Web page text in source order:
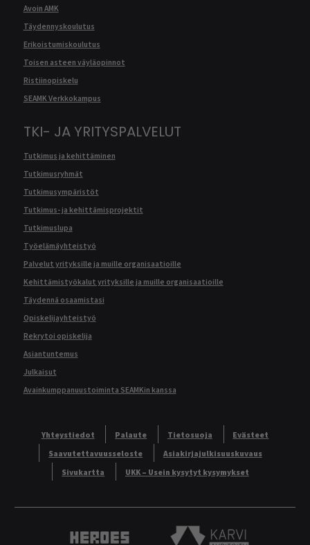
Avoin AMK
Täydennyskoulutus
Erikoistumiskoulutus
Toisen asteen väyläopinnot
Ristiinopiskelu
SEAMK Verkkokampus
TKI- JA YRITYSPALVELUT
Tutkimus ja kehittäminen
Tutkimusryhmät
Tutkimusympäristöt
Tutkimus- ja kehittämisprojektit
Tutkimuslupa
Työelämäyhteistyö
Palvelut yrityksille ja muille organisaatioille
Kehittämistyökalut yrityksille ja muille organisaatioille
Täydennä osaamistasi
Opiskelijayhteistyö
Rekrytoi opiskelija
Asiantuntemus
Julkaisut
Avainkumppanuustoiminta SEAMKin kanssa
Yhteystiedot Palaute Tietosuoja
Evästeet
Saavutettavuusseloste
Asiakirjajulkisuuskuvaus
Sivukartta
UKK – Usein kysytyt kysymykset